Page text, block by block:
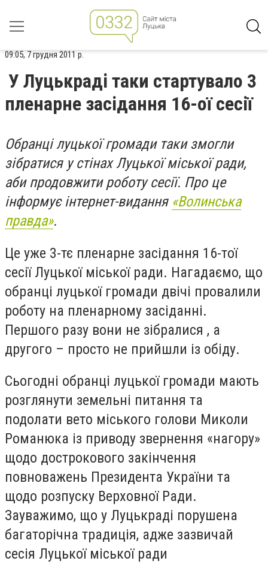
09:05, 7 грудня 2011 р.
У Луцькраді таки стартувало 3
пленарне засідання 16-ої сесії
Обранці луцької громади таки змогли
зібратися у стінах Луцької міської ради,
аби продовжити роботу сесії. Про це
інформує інтернет-видання «Волинська
правда».
Це уже 3-тє пленарне засідання 16-тої
сесії Луцької міської ради. Нагадаємо, що
обранці луцької громади двічі провалили
роботу на пленарному засіданні.
Першого разу вони не зібралися , а
другого – просто не прийшли із обіду.
Сьогодні обранці луцької громади мають
розглянути земельні питання та
подолати вето міського голови Миколи
Романюка із приводу звернення «нагору»
щодо дострокового закінчення
повноважень Президента України та
щодо розпуску Верховної Ради.
Зауважимо, що у Луцькраді порушена
багаторічна традиція, адже зазвичай
сесія Луцької міської ради